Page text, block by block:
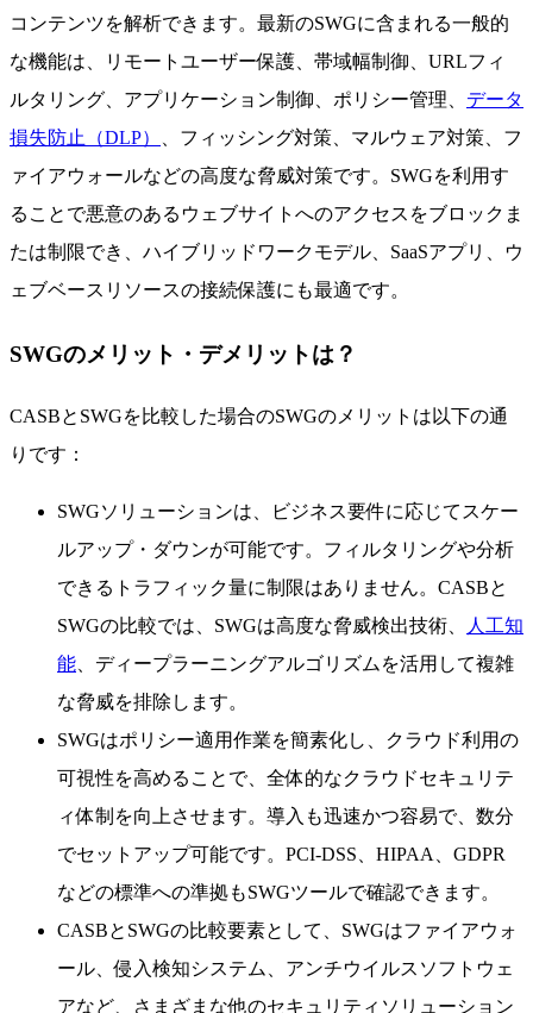
コンテンツを解析できます。最新のSWGに含まれる一般的
な機能は、リモートユーザー保護、帯域幅制御、URLフィ
ルタリング、アプリケーション制御、ポリシー管理、 データ
損失防止（DLP）
、フィッシング対策、マルウェア対策、フ
ァイアウォールなどの高度な脅威対策です。SWGを利用す
ることで悪意のあるウェブサイトへのアクセスをブロックま
たは制限でき、ハイブリッドワークモデル、SaaSアプリ、ウ
ェブベースリソースの接続保護にも最適です。
SWGのメリット・デメリットは？
CASBとSWGを比較した場合のSWGのメリットは以下の通
りです：
SWGソリューションは、ビジネス要件に応じてスケー
ルアップ・ダウンが可能です。フィルタリングや分析
できるトラフィック量に制限はありません。CASBと
SWGの比較では、SWGは高度な脅威検出技術、
人工知
能 、ディープラーニングアルゴリズムを活用して複雑
な脅威を排除します。
SWGはポリシー適用作業を簡素化し、クラウド利用の
可視性を高めることで、全体的なクラウドセキュリテ
ィ体制を向上させます。導入も迅速かつ容易で、数分
でセットアップ可能です。PCI-DSS、HIPAA、GDPR
などの標準への準拠もSWGツールで確認できます。
CASBとSWGの比較要素として、SWGはファイアウォ
ール、侵入検知システム、アンチウイルスソフトウェ
アなど、さまざまな他のセキュリティソリューション